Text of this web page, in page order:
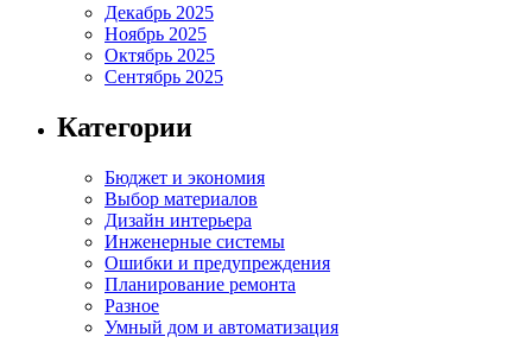
Декабрь 2025
Ноябрь 2025
Октябрь 2025
Сентябрь 2025
Категории
Бюджет и экономия
Выбор материалов
Дизайн интерьера
Инженерные системы
Ошибки и предупреждения
Планирование ремонта
Разное
Умный дом и автоматизация